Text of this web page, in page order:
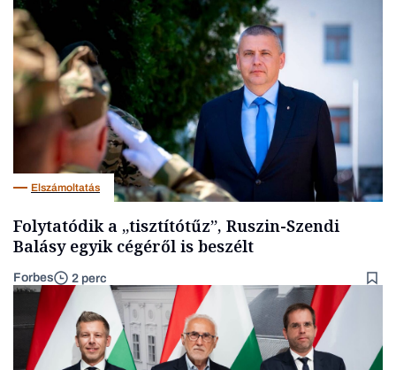
Elszámoltatás
Folytatódik a „tisztítótűz”, Ruszin-Szendi
Balásy egyik cégéről is beszélt
Forbes 2 perc